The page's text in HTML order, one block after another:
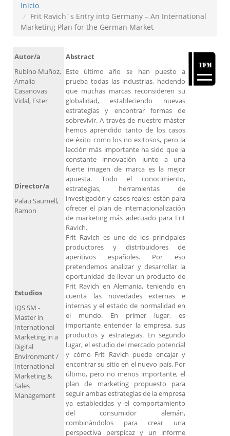
Inicio
Frit Ravich´s Entry into Germany – An International
Marketing Plan for the German Market
Autor/a
Rubino Muñoz,
Amalia
Casanovas
Vidal, Ester
Abstract
Este último año se han puesto a
prueba todas las industrias, haciendo
que muchas marcas reconsideren su
globalidad, estableciendo nuevas
estrategias y encontrar formas de
sobrevivir. A través de nuestro máster
hemos aprendido tanto de los casos
de éxito como los no exitosos, pero la
lección más importante ha sido que la
constante innovación junto a una
fuerte imagen de marca es la mejor
apuesta. Todo el conocimiento,
estrategias, herramientas de
investigación y casos reales; están para
ofrecer el plan de internacionalización
de marketing más adecuado para Frit
Ravich.
Frit Ravich es uno de los principales
productores y distribuidores de
aperitivos españoles. Por eso
pretendemos analizar y desarrollar la
oportunidad de llevar un producto de
Frit Ravich en Alemania, teniendo en
cuenta las novedades externas e
internas y el estado de normalidad en
el mundo. En primer lugar, es
importante entender la empresa, sus
productos y estrategias. En segundo
lugar, el estudio del mercado potencial
y cómo Frit Ravich puede encajar y
encontrar su sitio en el nuevo país. Por
último, pero no menos importante, el
plan de marketing propuesto para
seguir ambas estrategias de la empresa
ya establecidas y el comportamiento
del consumidor alemán,
combinándolos para crear una
perspectiva perspicaz y un informe
Director/a
Palau Saumell,
Ramon
Estudios
IQS SM -
Master in
International
Marketing in a
Digital
Environment /
International
Marketing &
Sales
Management